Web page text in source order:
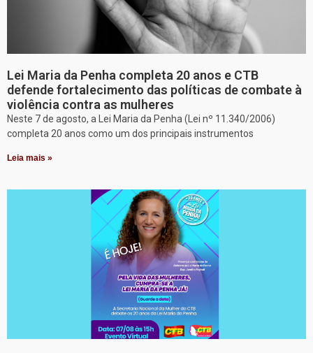
Lei Maria da Penha completa 20 anos e CTB
defende fortalecimento das políticas de combate à
violência contra as mulheres
Neste 7 de agosto, a Lei Maria da Penha (Lei nº 11.340/2006)
completa 20 anos como um dos principais instrumentos
Leia mais »